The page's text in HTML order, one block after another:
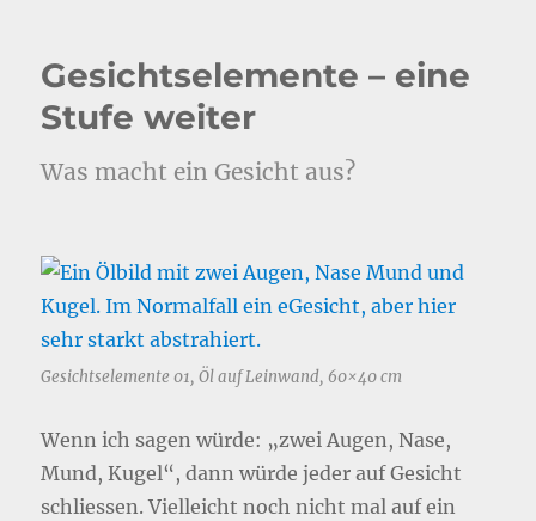
Gesichtselemente – eine
Stufe weiter
Was macht ein Gesicht aus?
Gesichtselemente 01, Öl auf Leinwand, 60×40 cm
Wenn ich sagen würde: „zwei Augen, Nase,
Mund, Kugel“, dann würde jeder auf Gesicht
schliessen. Vielleicht noch nicht mal auf ein